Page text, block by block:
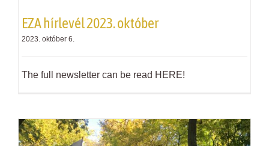
EZA hírlevél 2023. október
2023. október 6.
The full newsletter can be read HERE!